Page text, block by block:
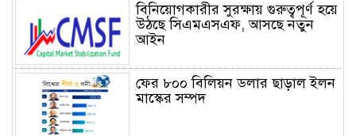
বিনিয়োগকারীর সুরক্ষায় গুরুত্বপূর্ণ হয়ে
উঠছে সিএমএসএফ, আসছে নতুন
আইন
ফের ৮০০ বিলিয়ন ডলার ছাড়াল ইলন
মাস্কের সম্পদ